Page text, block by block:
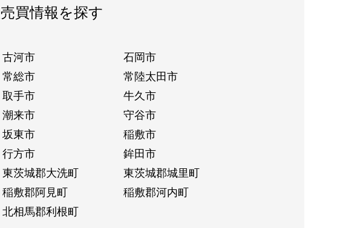
買情報を探す
古河市
石岡市
常総市
常陸太田市
取手市
牛久市
潮来市
守谷市
坂東市
稲敷市
行方市
鉾田市
東茨城郡大洗町
東茨城郡城里町
稲敷郡阿見町
稲敷郡河内町
北相馬郡利根町